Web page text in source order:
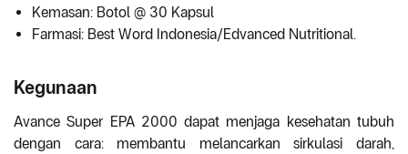
Kemasan: Botol @ 30 Kapsul
Farmasi: Best Word Indonesia/Edvanced Nutritional.
Kegunaan
Avance Super EPA 2000 dapat menjaga kesehatan tubuh
dengan cara: membantu melancarkan sirkulasi darah,